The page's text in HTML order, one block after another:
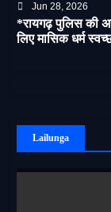
Jun 28, 2026
*रायगढ़ पुलिस की
लिए मासिक धर्म
Lailunga